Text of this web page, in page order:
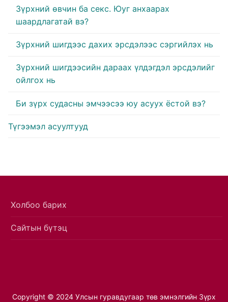
Зүрхний өвчин ба секс. Юуг анхаарах
шаардлагатай вэ?
Зүрхний шигдээс дахих эрсдэлээс сэргийлэх нь
Зүрхний шигдээсийн дараах үлдэгдэл эрсдэлийг
ойлгох нь
Би зүрх судасны эмчээсээ юу асуух ёстой вэ?
Түгээмэл асуултууд
Холбоо барих
Сайтын бүтэц
Copyright © 2024 Улсын гуравдугаар төв эмнэлгийн Зүрх